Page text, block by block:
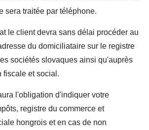
sera traitée par téléphone.
le client devra sans délai procéder au
du domiciliataire sur le registre
sociétés slovaques ainsi qu'auprès
fiscale et social.
l'obligation d'indiquer votre
registre du commerce et
hongrois et en cas de non